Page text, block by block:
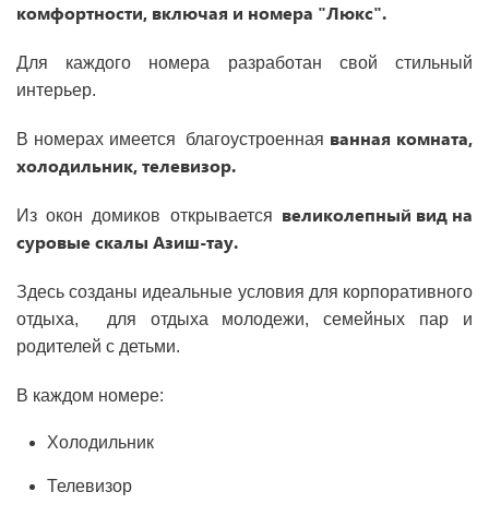
комфортности, включая и номера "Люкс".
Для каждого номера разработан свой стильный
интерьер.
В номерах имеется благоустроенная ванная комната,
холодильник, телевизор.
Из окон домиков открывается великолепный вид на
суровые скалы Азиш-тау.
Здесь созданы идеальные условия для корпоративного
отдыха, для отдыха молодежи, семейных пар и
родителей с детьми.
В каждом номере:
Холодильник
Телевизор